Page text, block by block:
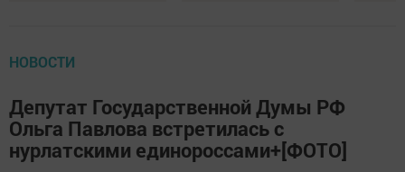
НОВОСТИ
Депутат Государственной Думы РФ
Ольга Павлова встретилась с
нурлатскими единороссами+[ФОТО]